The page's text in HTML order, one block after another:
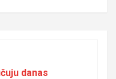
danas